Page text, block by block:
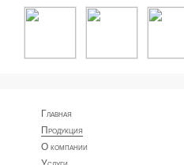
Главная
Продукция
О компании